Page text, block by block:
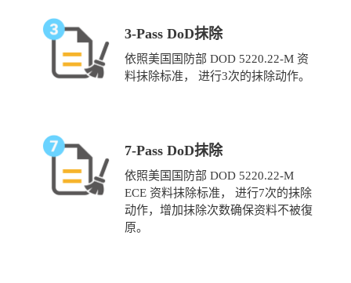
3-Pass DoD抹除
依照美国国防部 DOD 5220.22-M 资
料抹除标准， 进行3次的抹除动作。
7-Pass DoD抹除
依照美国国防部 DOD 5220.22-M
ECE 资料抹除标准， 进行7次的抹除
动作，增加抹除次数确保资料不被復
原。